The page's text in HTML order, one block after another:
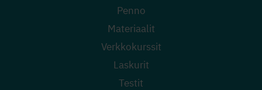
Penno
Materiaalit
Verkkokurssit
Laskurit
Testit